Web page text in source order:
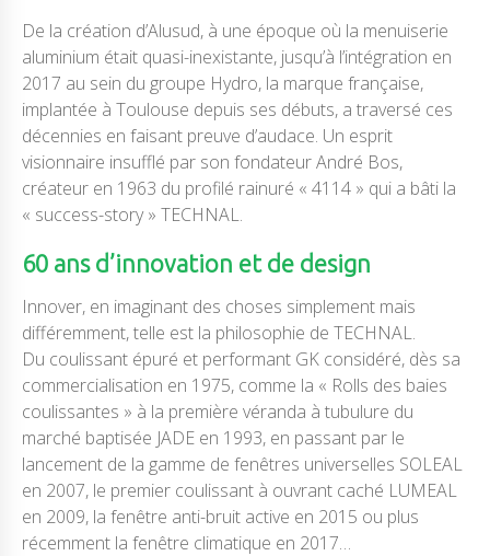
De la création d’Alusud, à une époque où la menuiserie
aluminium était quasi-inexistante, jusqu’à l’intégration en
2017 au sein du groupe Hydro, la marque française,
implantée à Toulouse depuis ses débuts, a traversé ces
décennies en faisant preuve d’audace. Un esprit
visionnaire insufflé par son fondateur André Bos,
créateur en 1963 du profilé rainuré « 4114 » qui a bâti la
« success-story » TECHNAL.
60 ans d’innovation et de design
Innover, en imaginant des choses simplement mais
différemment, telle est la philosophie de TECHNAL.
Du coulissant épuré et performant GK considéré, dès sa
commercialisation en 1975, comme la « Rolls des baies
coulissantes » à la première véranda à tubulure du
marché baptisée JADE en 1993, en passant par le
lancement de la gamme de fenêtres universelles SOLEAL
en 2007, le premier coulissant à ouvrant caché LUMEAL
en 2009, la fenêtre anti-bruit active en 2015 ou plus
récemment la fenêtre climatique en 2017…